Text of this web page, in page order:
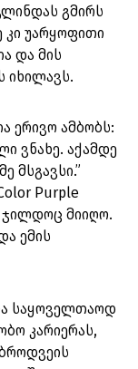
გმირს
კი უარყოფითი
და მის
იხილავს.
ერივო ამბობს:
ვნახე. აქამდე
მსგავსი.”
Purple
მიიღო.
ემის
საყოველთაოდ
კარიერას,